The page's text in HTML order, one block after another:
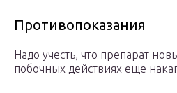
Противопоказания
Надо учесть, что препарат
побочных действиях еще